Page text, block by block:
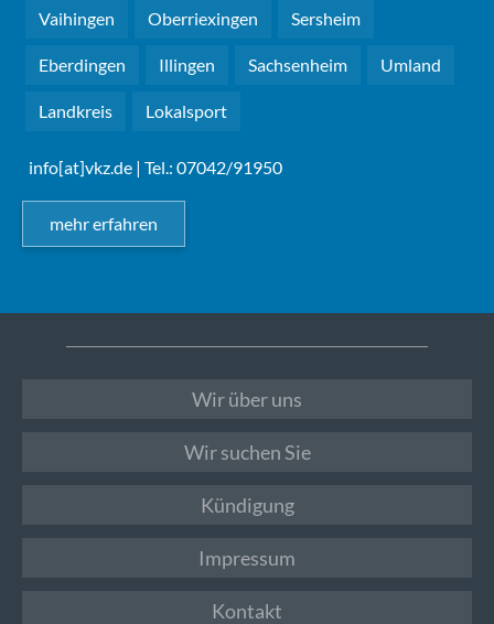
Vaihingen Oberriexingen Sersheim
Eberdingen Illingen Sachsenheim Umland
Landkreis Lokalsport
info[at]vkz.de | Tel.: 07042/91950
mehr erfahren
Wir über uns
Wir suchen Sie
Kündigung
Impressum
Kontakt